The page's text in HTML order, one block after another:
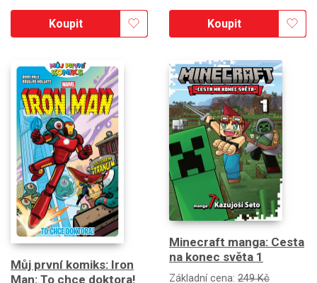
Koupit Koupit
Můj první komiks: Iron
Man: To chce doktora!
Minecraft manga: Cesta
na konec světa 1
Základní cena: 249 Kč